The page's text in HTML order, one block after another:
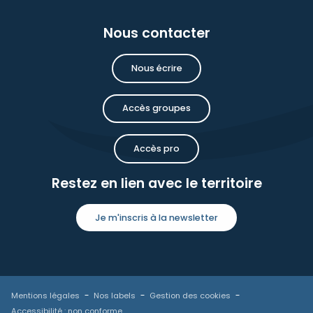
Nous contacter
Nous écrire
Accès groupes
Accès pro
Restez en lien avec le territoire
Je m'inscris à la newsletter
Mentions légales Nos labels
Gestion des cookies